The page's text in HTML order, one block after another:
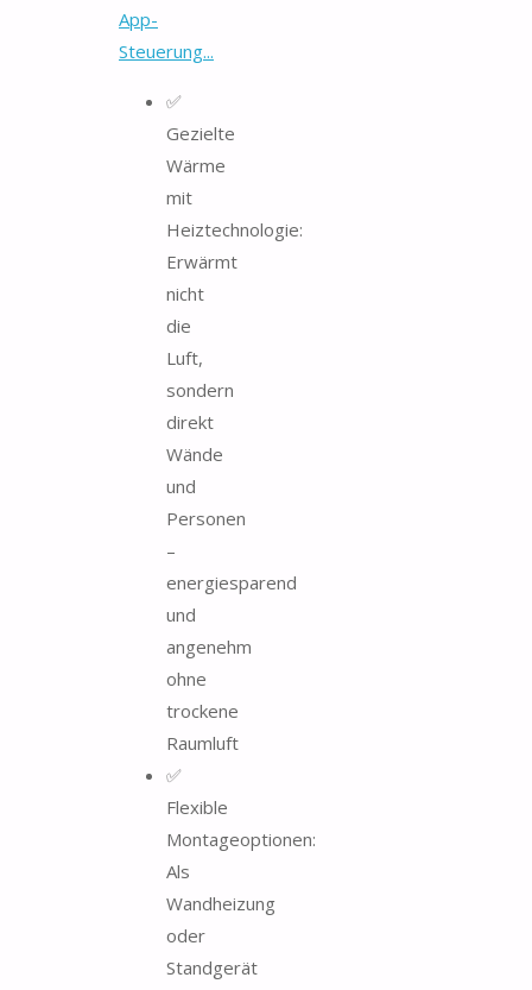
App-
Steuerung...
✅
Gezielte
Wärme
mit
Heiztechnologie:
Erwärmt
nicht
die
Luft,
sondern
direkt
Wände
und
Personen
–
energiesparend
und
angenehm
ohne
trockene
Raumluft
✅
Flexible
Montageoptionen:
Als
Wandheizung
oder
Standgerät